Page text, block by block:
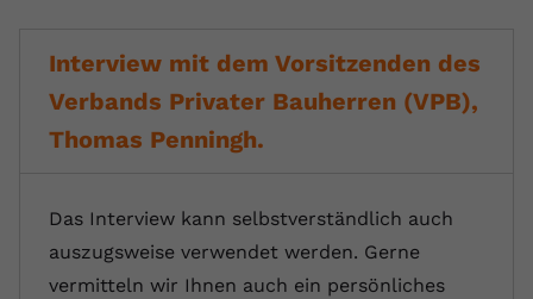
Interview mit dem Vorsitzenden des
Verbands Privater Bauherren (VPB),
Thomas Penningh.
Das Interview kann selbstverständlich auch
auszugsweise verwendet werden. Gerne
vermitteln wir Ihnen auch ein persönliches